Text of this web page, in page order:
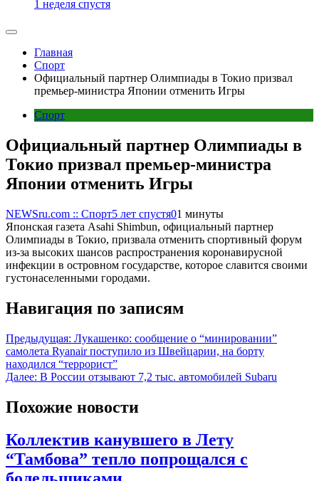
1 неделя спустя
Главная
Спорт
Официальный партнер Олимпиады в Токио призвал
премьер-министра Японии отменить Игры
Спорт
Официальный партнер Олимпиады в
Токио призвал премьер-министра
Японии отменить Игры
NEWSru.com :: Спорт5 лет спустя01 минуты
Японская газета Asahi Shimbun, официальный партнер
Олимпиады в Токио, призвала отменить спортивный форум
из-за высоких шансов распространения коронавирусной
инфекции в островном государстве, которое славится своими
густонаселенными городами.
Навигация по записям
Предыдущая: Лукашенко: сообщение о “минировании”
самолета Ryanair поступило из Швейцарии, на борту
находился “террорист”
Далее: В России отзывают 7,2 тыс. автомобилей Subaru
Похожие новости
Коллектив канувшего в Лету
“Тамбова” тепло попрощался с